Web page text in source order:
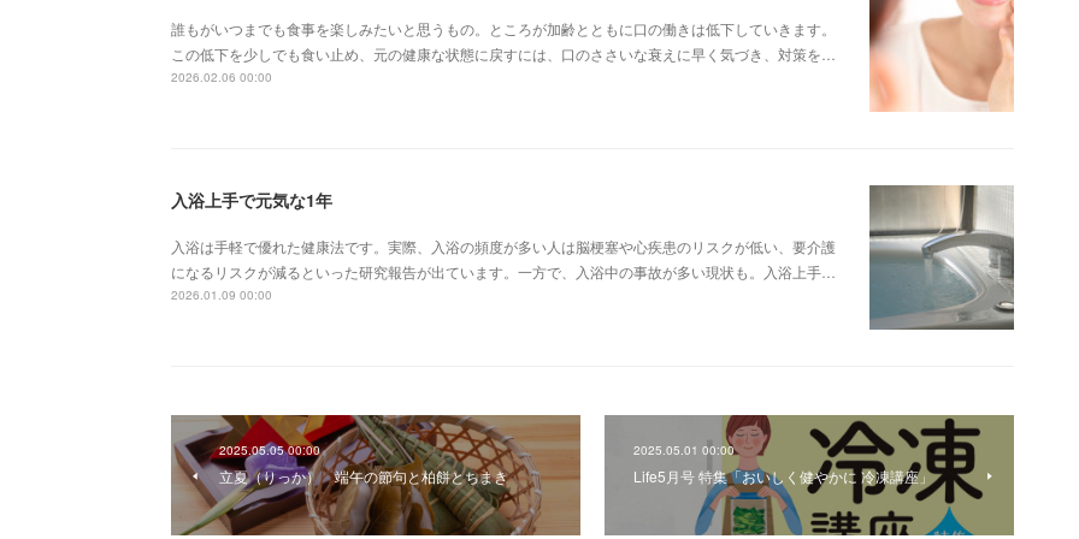
誰もがいつまでも食事を楽しみたいと思うもの。ところが加齢とともに口の働きは低下していきます。
この低下を少しでも食い止め、元の健康な状態に戻すには、口のささいな衰えに早く気づき、対策を…
2026.02.06 00:00
入浴上手で元気な1年
入浴は手軽で優れた健康法です。実際、入浴の頻度が多い人は脳梗塞や心疾患のリスクが低い、要介護
になるリスクが減るといった研究報告が出ています。一方で、入浴中の事故が多い現状も。入浴上手…
2026.01.09 00:00
2025.05.05 00:00
立夏（りっか） 端午の節句と柏餅とちまき
2025.05.01 00:00
Life5月号 特集「おいしく健やかに 冷凍講座」